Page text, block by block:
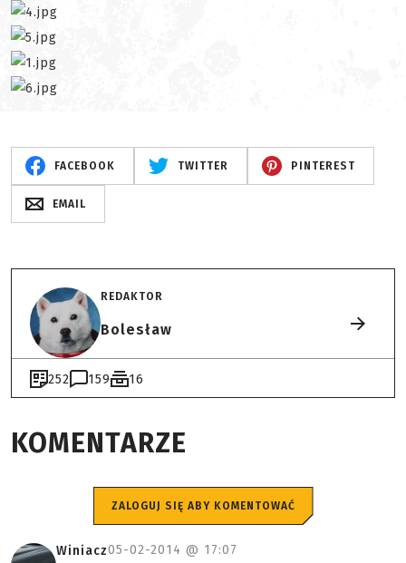
FACEBOOK TWITTER PINTEREST
EMAIL
REDAKTOR
Bolesław
252 159 16
KOMENTARZE
ZALOGUJ SIĘ ABY KOMENTOWAĆ
Winiacz05-02-2014 @ 17:07